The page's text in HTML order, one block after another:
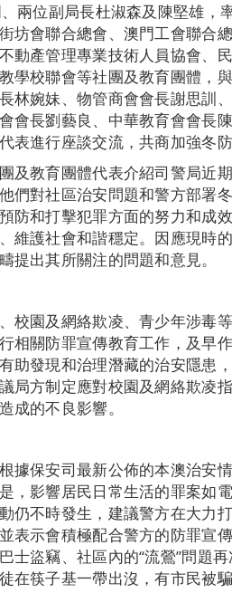
兩位副局長杜淑森及陳堅雄，
坊會聯合總會、澳門工會聯合
動產管理專業技術人員協會、
學校聯會等社團及教育團體，
林婉妹、物管商會會長謝思訓
會長劉藝良、中華教育會會長
表進行座談交流，共商加強冬防
及教育團體代表介紹司警局近
們對社區治安問題和警方部署
防和打擊犯罪方面的努力和成
維護社會和諧穩定。因應現時
提出其所關注的問題和意見。
校園及網絡欺凌、青少年涉毒
相關防罪宣傳教育工作，及早
助發現和治理潛藏的治安隱患
局方制定應對校園及網絡欺凌
成的不良影響。
據保安司最新公佈的本澳治安
，影響居民日常生活的罪案如
仍不時發生，建議警方在大力
表示會積極配合警方的防罪宣
士盜竊、社區內的“流鶯”問題
在筷子基一帶出沒，有市民被